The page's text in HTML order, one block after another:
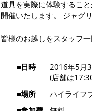
道具を実際に体験するこ
開催いたします。 ジャグ
皆様のお越しをスタッフ
日時
2016年5月
(店舗は
場所
ハイライフ